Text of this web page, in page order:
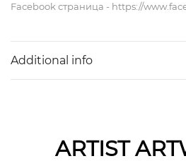
Facebook страница - https://
Additional info
ARTIST